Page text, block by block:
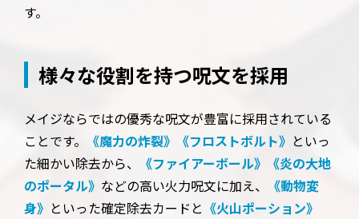
す。
様々な役割を持つ呪文を採用
メイジならではの優秀な呪文が豊富に採用されている
ことです。
《魔力の炸裂》 《フロストボルト》 といっ
た細かい除去から、
《ファイアーボール》
《炎の大地
のポータル》 などの高い火力呪文に加え、
《動物変
身》 といった確定除去カードと 《火山ポーション》